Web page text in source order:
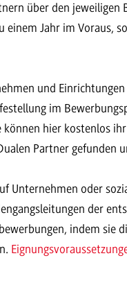
über den jeweiligen
Jahr im Voraus,
und
im
hier kostenlos
Partner gefunden
Unternehmen oder
der
indem sie